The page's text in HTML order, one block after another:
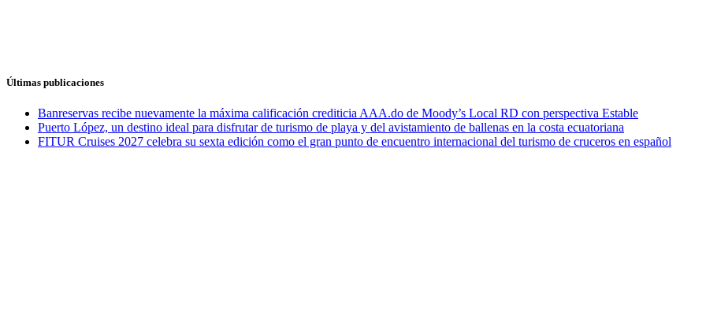
Últimas publicaciones
Banreservas recibe nuevamente la máxima calificación crediticia AAA.do de Moody’s Local RD con perspectiva Estable
Puerto López, un destino ideal para disfrutar de turismo de playa y del avistamiento de ballenas en la costa ecuatoriana
FITUR Cruises 2027 celebra su sexta edición como el gran punto de encuentro internacional del turismo de cruceros en español